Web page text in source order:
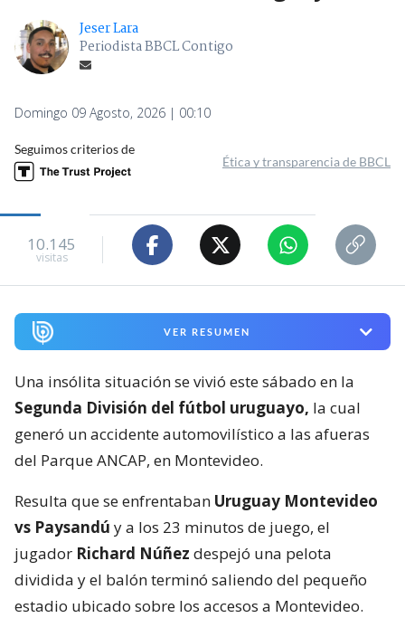
Jeser Lara
Periodista BBCL Contigo
Domingo 09 Agosto, 2026 | 00:10
Seguimos criterios de
Ética y transparencia de BBCL
10.145
visitas
VER RESUMEN
Una insólita situación se vivió este sábado en la
Segunda División del fútbol uruguayo, la cual
generó un accidente automovilístico a las afueras
del Parque ANCAP, en Montevideo.
Resulta que se enfrentaban Uruguay Montevideo
vs Paysandú y a los 23 minutos de juego, el
jugador Richard Núñez despejó una pelota
dividida y el balón terminó saliendo del pequeño
estadio ubicado sobre los accesos a Montevideo.